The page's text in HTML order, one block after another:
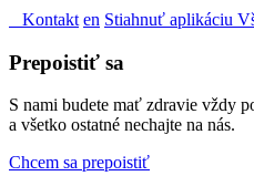
Kontakt en Stiahnuť aplikáciu
Prepoistiť sa
S nami budete mať zdravie vždy
a všetko ostatné nechajte na nás.
Chcem sa prepoistiť